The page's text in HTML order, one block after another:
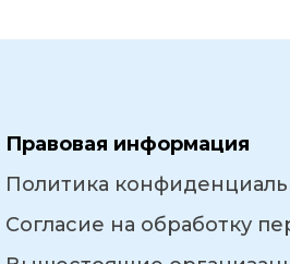
Правовая информация
Политика
Согласие на обработку